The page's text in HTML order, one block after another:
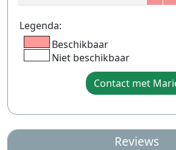
Legenda:
Beschikbaar
Niet beschikbaar
Contact met
Reviews